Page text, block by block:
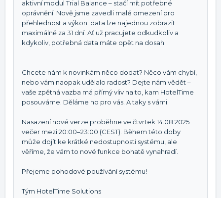
aktivní modul Trial Balance – stačí mít potřebné
oprávnění. Nově jsme zavedli malé omezení pro
přehlednost a výkon: data lze najednou zobrazit
maximálně za 31 dní. Ať už pracujete odkudkoliv a
kdykoliv, potřebná data máte opět na dosah.
Chcete nám k novinkám něco dodat? Něco vám chybí,
nebo vám naopak udělalo radost? Dejte nám vědět –
vaše zpětná vazba má přímý vliv na to, kam HotelTime
posouváme. Děláme ho pro vás. A taky s vámi.
Nasazení nové verze proběhne ve čtvrtek 14.08.2025
večer mezi 20:00–23:00 (CEST). Během této doby
může dojít ke krátké nedostupnosti systému, ale
věříme, že vám to nové funkce bohatě vynahradí.
Přejeme pohodové používání systému!
Tým HotelTime Solutions